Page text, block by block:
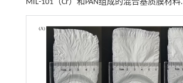
MIL-101（Cr）和PAN组成的混合基质膜材料.